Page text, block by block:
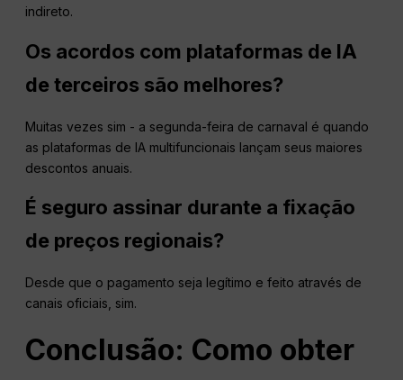
indireto.
Os acordos com plataformas de IA
de terceiros são melhores?
Muitas vezes sim - a segunda-feira de carnaval é quando
as plataformas de IA multifuncionais lançam seus maiores
descontos anuais.
É seguro assinar durante a fixação
de preços regionais?
Desde que o pagamento seja legítimo e feito através de
canais oficiais, sim.
Conclusão: Como obter